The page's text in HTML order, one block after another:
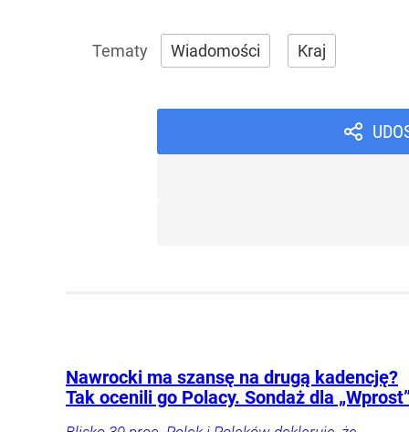
Wiadomości Kraj
Nawrocki ma szansę na drugą kadencję?
Tak ocenili go Polacy. Sondaż dla